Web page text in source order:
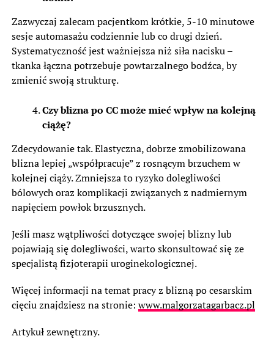
Zazwyczaj zalecam pacjentkom krótkie, 5-10 minutowe
sesje automasażu codziennie lub co drugi dzień.
Systematyczność jest ważniejsza niż siła nacisku –
tkanka łączna potrzebuje powtarzalnego bodźca, by
zmienić swoją strukturę.
Czy blizna po CC może mieć wpływ na kolejną
ciążę?
Zdecydowanie tak. Elastyczna, dobrze zmobilizowana
blizna lepiej „współpracuje” z rosnącym brzuchem w
kolejnej ciąży. Zmniejsza to ryzyko dolegliwości
bólowych oraz komplikacji związanych z nadmiernym
napięciem powłok brzusznych.
Jeśli masz wątpliwości dotyczące swojej blizny lub
pojawiają się dolegliwości, warto skonsultować się ze
specjalistą fizjoterapii uroginekologicznej.
Więcej informacji na temat pracy z blizną po cesarskim
cięciu znajdziesz na stronie: www.malgorzatagarbacz.pl
Artykuł zewnętrzny.